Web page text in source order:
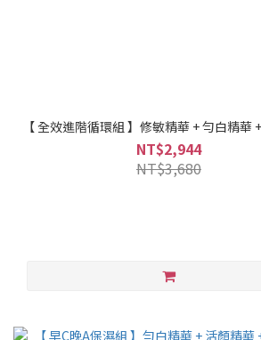
【 全效進階循環組 】修敏精華 + 勻白精華
NT$2,944
NT$3,680